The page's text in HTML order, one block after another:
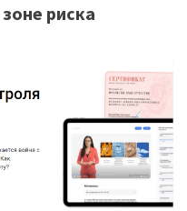
риска